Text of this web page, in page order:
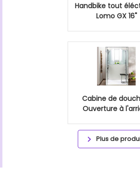
Handbike tout
Lomo GX 16"
Cabine de
Ouverture à
Plus de